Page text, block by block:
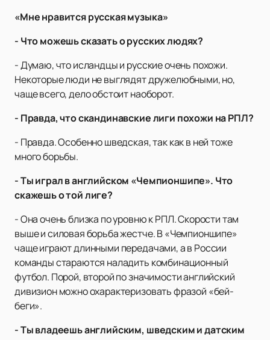
«Мне нравится русская музыка»
- Что можешь сказать о русских людях?
- Думаю, что исландцы и русские очень похожи.
Некоторые люди не выглядят дружелюбными, но,
чаще всего, дело обстоит наоборот.
- Правда, что скандинавские лиги похожи на РПЛ?
- Правда. Особенно шведская, так как в ней тоже
много борьбы.
- Ты играл в английском «Чемпионшипе». Что
скажешь о той лиге?
- Она очень близка по уровню к РПЛ. Скорости там
выше и силовая борьба жестче. В «Чемпионшипе»
чаще играют длинными передачами, а в России
команды стараются наладить комбинационный
футбол. Порой, второй по значимости английский
дивизион можно охарактеризовать фразой «бей-
беги».
- Ты владеешь английским, шведским и датским